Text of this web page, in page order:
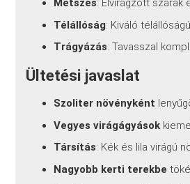
Metszés: Elvirágzott szárak
Télállóság: Kiváló
Trágyázás: Tavasszal
Ültetési javaslat
Szoliter növényként
Vegyes virágágyások
Társítás: Kék és lila virágú
Nagyobb kerti terekbe